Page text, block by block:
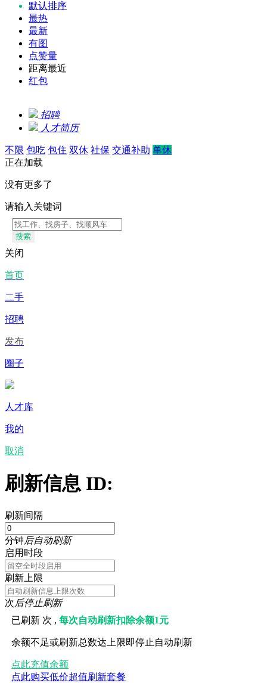
默认排序
最热
最新
有图
点赞量
距离最近
红包
招聘
人才简历
不限 包吃 包住 双休 社保 交通补助 单休
正在加载
没有更多了
请输入关键词
搜索
关闭
首页
二手
招聘
发布
圈子
人才库
我的
取消
刷新信息 ID:
刷新间隔
分钟后自动刷新
启用时段
刷新上限
次后停止刷新
已刷新 次 ,每次自动刷新扣除余额1元
余额不足或刷新总数达上限即停止自动刷新
点此充值余额
点此购买低价超值刷新套餐